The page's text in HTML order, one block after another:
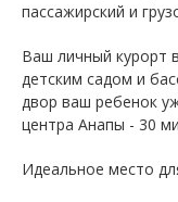
пассажирский и
Ваш личный курорт
детским садом и
двор ваш ребенок
центра Анапы - 30
Идеальное место